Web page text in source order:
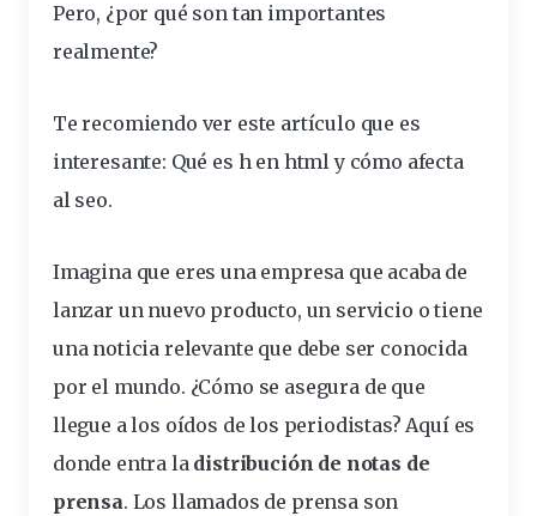
Pero, ¿por qué son tan importantes
realmente?
Te recomiendo ver este artículo que es
interesante: Qué es h en html y cómo afecta
al seo.
Imagina que eres una empresa que acaba de
lanzar un nuevo producto, un servicio o tiene
una noticia relevante que debe ser conocida
por el mundo. ¿Cómo se asegura de que
llegue a los oídos de los periodistas? Aquí es
donde entra la distribución de notas de
prensa. Los llamados de prensa son